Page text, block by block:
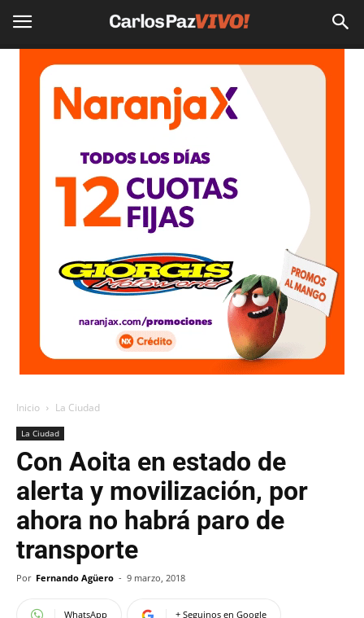
Inicio La Ciudad
La Ciudad
Con Aoita en estado de
alerta y movilización, por
ahora no habrá paro de
transporte
Por Fernando Agüero - 9 marzo, 2018
WhatsApp + Seguinos en Google